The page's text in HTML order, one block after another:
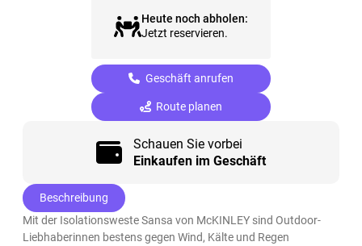
Heute noch abholen:
Jetzt reservieren.
Geschäft anrufen
Route planen
Schauen Sie vorbei
Einkaufen im Geschäft
Beschreibung
Mit der Isolationsweste Sansa von McKINLEY sind Outdoor-
Liebhaberinnen bestens gegen Wind, Kälte und Regen